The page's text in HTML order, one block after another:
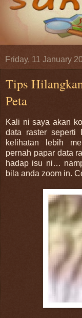
Friday, 11 January
Tips
Peta
Kali ni saya akan
data raster seperti
kelihatan lebih
pernah papar data
hadap isu ni…
bila anda zoom in.